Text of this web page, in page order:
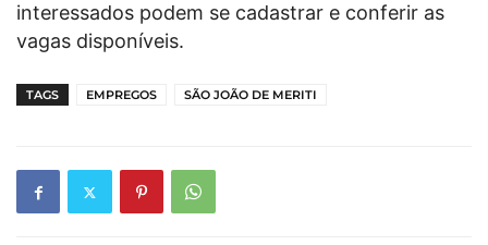
interessados podem se cadastrar e conferir as
vagas disponíveis.
TAGS EMPREGOS SÃO JOÃO DE MERITI